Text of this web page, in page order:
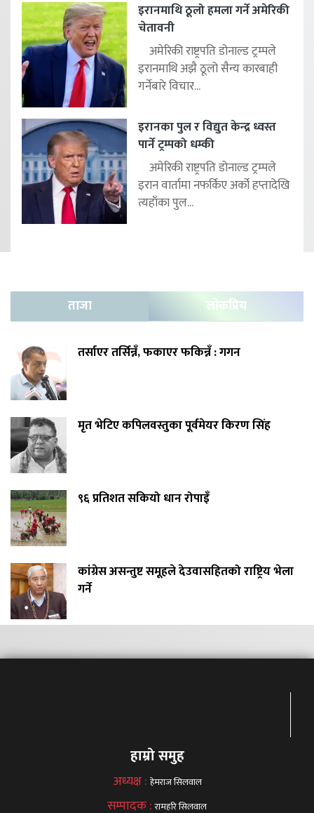
इरानमाथि ठूलो हमला गर्ने अमेरिकी
चेतावनी
अमेरिकी राष्ट्रपति डोनाल्ड ट्रम्पले
इरानमाथि अझै ठूलो सैन्य कारबाही
गर्नेबारे विचार...
इरानका पुल र विद्युत केन्द्र ध्वस्त
पार्ने ट्रम्पको धम्की
अमेरिकी राष्ट्रपति डोनाल्ड ट्रम्पले
इरान वार्तामा नफर्किए अर्को हप्तादेखि
त्यहाँका पुल...
ताजा लोकप्रिय
तर्साएर तर्सिन्नँ, फकाएर फकिन्नँ : गगन
मृत भेटिए कपिलवस्तुका पूर्वमेयर किरण सिंह
९६ प्रतिशत सकियो धान रोपाइँ
कांग्रेस असन्तुष्ट समूहले देउवासहितको राष्ट्रिय भेला
गर्ने
हाम्रो समुह
अध्यक्ष : हेमराज सिलवाल
सम्पादक :रामहरि सिलवाल